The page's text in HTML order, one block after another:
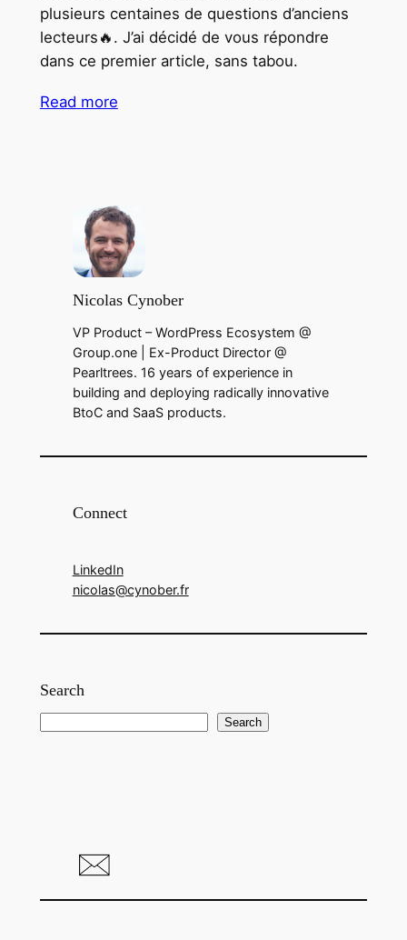
plusieurs centaines de questions d’anciens
lecteurs🔥. J’ai décidé de vous répondre
dans ce premier article, sans tabou.
Read more
Nicolas Cynober
VP Product – WordPress Ecosystem @
Group.one | Ex-Product Director @
Pearltrees. 16 years of experience in
building and deploying radically innovative
BtoC and SaaS products.
Connect
LinkedIn
nicolas@cynober.fr
Search
Search